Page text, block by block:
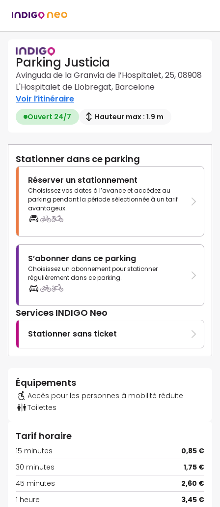
Parking Justicia
Avinguda de la Granvia de l’Hospitalet, 25, 08908
L'Hospitalet de Llobregat, Barcelone
Voir l’itinéraire
Ouvert 24/7 Hauteur max : 1.9 m
Stationner dans ce parking
Réserver un stationnement
Choisissez vos dates à l’avance et accédez au
parking pendant la période sélectionnée à un tarif
avantageux.
S’abonner dans ce parking
Choisissez un abonnement pour stationner
régulièrement dans ce parking.
Services INDIGO Neo
Stationner sans ticket
Équipements
Accès pour les personnes à mobilité réduite
Toilettes
Tarif horaire
15 minutes
0,85 €
30 minutes
1,75 €
45 minutes
2,60 €
1 heure
3,45 €